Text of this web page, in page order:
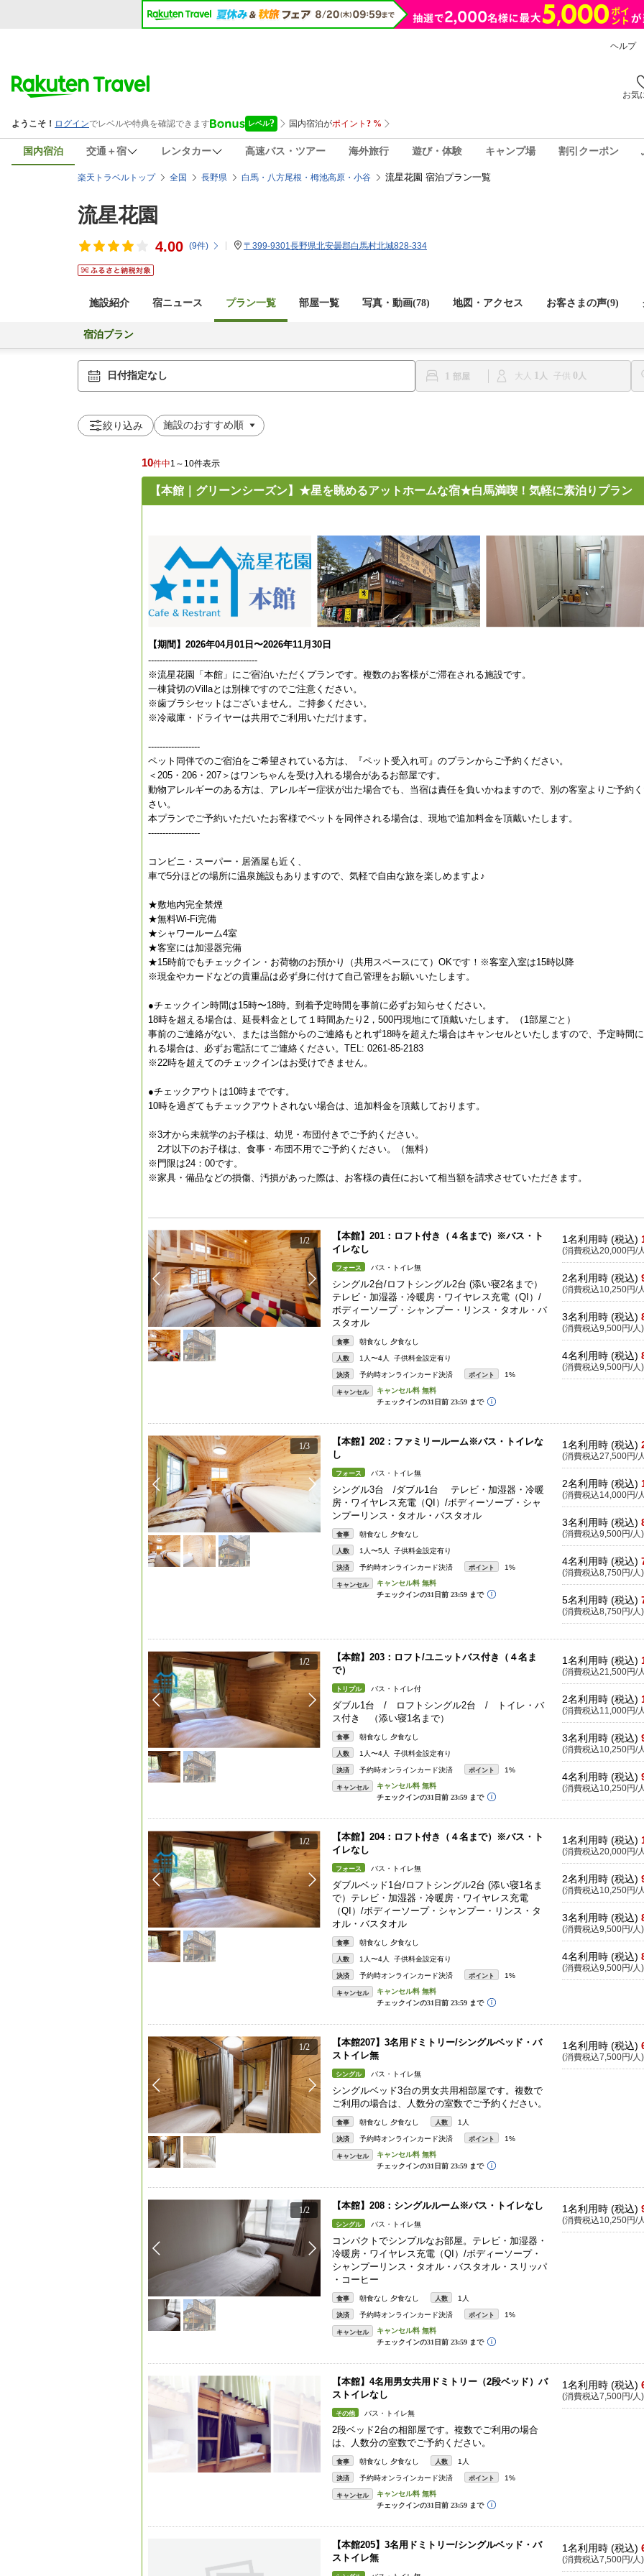
ヘルプ
お気
国内宿泊 交通＋宿 レンタカー 高速バス・ツアー 海外旅行 遊び・体験 キャンプ場 割引クーポン
楽天トラベルトップ 全国 長野県 白馬・八方尾根・栂池高原・小谷 流星花園 宿泊プラン一覧
流星花園
4.00 (9件) 〒399-9301長野県北安曇郡白馬村北城828-334
施設紹介 宿ニュース プラン一覧 部屋一覧 写真・動画(78) 地図・アクセス お客さまの声(9)
宿泊プラン
日付指定なし 1 大人 1 子供 0
絞り込み
10件中1～10件表示
【本館｜グリーンシーズン】★星を眺めるアットホームな宿★白馬満喫！気軽に素泊りプラン
【期間】2026年04月01日〜2026年11月30日
--------------------------------------
※流星花園「本館」にご宿泊いただくプランです。複数のお客様がご滞在される施設です。
一棟貸切のVillaとは別棟ですのでご注意ください。
※歯ブラシセットはございません。ご持参ください。
※冷蔵庫・ドライヤーは共用でご利用いただけます。
------------------
ペット同伴でのご宿泊をご希望されている方は、『ペット受入れ可』のプランからご予約ください。
＜205・206・207＞はワンちゃんを受け入れる場合があるお部屋です。
動物アレルギーのある方は、アレルギー症状が出た場合でも、当宿は責任を負いかねますので、別の客室よりご予約
さい。
本プランでご予約いただいたお客様でペットを同伴される場合は、現地で追加料金を頂戴いたします。
------------------
コンビニ・スーパー・居酒屋も近く、
車で5分ほどの場所に温泉施設もありますので、気軽で自由な旅を楽しめますよ♪
★敷地内完全禁煙
★無料Wi-Fi完備
★シャワールーム4室
★客室には加湿器完備
★15時前でもチェックイン・お荷物のお預かり（共用スペースにて）OKです！※客室入室は15時以降
※現金やカードなどの貴重品は必ず身に付けて自己管理をお願いいたします。
●チェックイン時間は15時〜18時。到着予定時間を事前に必ずお知らせください。
18時を超える場合は、延長料金として１時間あたり2，500円現地にて頂戴いたします。（1部屋ごと）
事前のご連絡がない、または当館からのご連絡もとれず18時を超えた場合はキャンセルといたしますので、予定時間
れる場合は、必ずお電話にてご連絡ください。TEL: 0261-85-2183
※22時を超えてのチェックインはお受けできません。
●チェックアウトは10時までです。
10時を過ぎてもチェックアウトされない場合は、追加料金を頂戴しております。
※3才から未就学のお子様は、幼児・布団付きでご予約ください。
2才以下のお子様は、食事・布団不用でご予約ください。（無料）
※門限は24：00です。
※家具・備品などの損傷、汚損があった際は、お客様の責任において相当額を請求させていただきます。
1/2
【本館】201：ロフト付き（４名まで）※バス・ト
イレなし
フォース バス・トイレ無
シングル2台/ロフトシングル2台 (添い寝2名まで）
テレビ・加湿器・冷暖房・ワイヤレス充電（QI）/
ボディーソープ・シャンプー・リンス・タオル・バ
スタオル
食事 朝食なし 夕食なし
人数 1人〜4人 子供料金設定有り
決済 予約時オンラインカード決済 ポイント 1%
キャンセル
1名利用時 (税込)
(消費税込20,000円/
2名利用時 (税込)
(消費税込10,250円/
3名利用時 (税込)
(消費税込9,500円/人)
4名利用時 (税込)
(消費税込9,500円/人)
1/3
【本館】202：ファミリールーム※バス・トイレな
し
フォース バス・トイレ無
シングル3台 /ダブル1台 テレビ・加湿器・冷暖
房・ワイヤレス充電（QI）/ボディーソープ・シャ
ンプーリンス・タオル・バスタオル
食事 朝食なし 夕食なし
人数 1人〜5人 子供料金設定有り
決済 予約時オンラインカード決済 ポイント 1%
キャンセル
1名利用時 (税込)
(消費税込27,500円/
2名利用時 (税込)
(消費税込14,000円/
3名利用時 (税込)
(消費税込9,500円/人)
4名利用時 (税込)
(消費税込8,750円/人)
5名利用時 (税込)
(消費税込8,750円/人)
1/2
【本館】203：ロフト/ユニットバス付き（４名ま
で）
トリプル バス・トイレ付
ダブル1台 / ロフトシングル2台 / トイレ・バ
ス付き （添い寝1名まで）
食事 朝食なし 夕食なし
人数 1人〜4人 子供料金設定有り
決済 予約時オンラインカード決済 ポイント 1%
キャンセル
1名利用時 (税込)
(消費税込21,500円/
2名利用時 (税込)
(消費税込11,000円/
3名利用時 (税込)
(消費税込10,250円/
4名利用時 (税込)
(消費税込10,250円/
1/2
【本館】204：ロフト付き（４名まで）※バス・ト
イレなし
フォース バス・トイレ無
ダブルベッド1台/ロフトシングル2台 (添い寝1名ま
で）テレビ・加湿器・冷暖房・ワイヤレス充電
（QI）/ボディーソープ・シャンプー・リンス・タ
オル・バスタオル
食事 朝食なし 夕食なし
人数 1人〜4人 子供料金設定有り
決済 予約時オンラインカード決済 ポイント 1%
キャンセル
1名利用時 (税込)
(消費税込20,000円/
2名利用時 (税込)
(消費税込10,250円/
3名利用時 (税込)
(消費税込9,500円/人)
4名利用時 (税込)
(消費税込9,500円/人)
1/2
【本館207】3名用ドミトリー/シングルベッド・バ
ストイレ無
シングル バス・トイレ無
シングルベッド3台の男女共用相部屋です。複数で
ご利用の場合は、人数分の室数でご予約ください。
食事 朝食なし 夕食なし 人数 1人
決済 予約時オンラインカード決済 ポイント 1%
キャンセル
1名利用時 (税込)
(消費税込7,500円/人)
1/2 【本館】208：シングルルーム※バス・トイレなし
シングル バス・トイレ無
コンパクトでシンプルなお部屋。テレビ・加湿器・
冷暖房・ワイヤレス充電（QI）/ボディーソープ・
シャンプーリンス・タオル・バスタオル・スリッパ
・コーヒー
食事 朝食なし 夕食なし 人数 1人
決済 予約時オンラインカード決済 ポイント 1%
キャンセル
1名利用時 (税込)
(消費税込10,250円/
【本館】4名用男女共用ドミトリー（2段ベッド）バ
ストイレなし
その他 バス・トイレ無
2段ベッド2台の相部屋です。複数でご利用の場合
は、人数分の室数でご予約ください。
食事 朝食なし 夕食なし 人数 1人
決済 予約時オンラインカード決済 ポイント 1%
キャンセル
1名利用時 (税込)
(消費税込7,500円/人)
【本館205】3名用ドミトリー/シングルベッド・バ
ストイレ無
1名利用時 (税込)
(消費税込7,500円/人)